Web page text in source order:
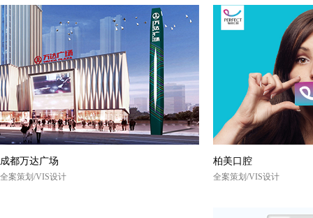
成都万达广场
全案策划/VIS设计
柏美口腔
全案策划/VIS设计